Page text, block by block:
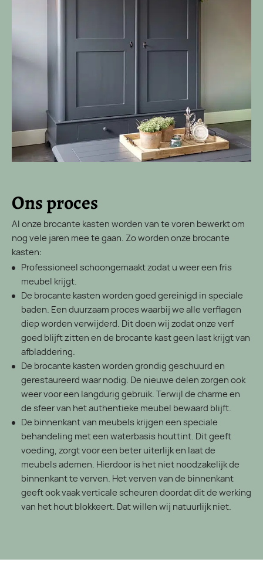
Ons proces
Al onze brocante kasten worden van te voren bewerkt om
nog vele jaren mee te gaan. Zo worden onze brocante
kasten:
Professioneel schoongemaakt zodat u weer een fris
meubel krijgt.
De brocante kasten worden goed gereinigd in speciale
baden. Een duurzaam proces waarbij we alle verflagen
diep worden verwijderd. Dit doen wij zodat onze verf
goed blijft zitten en de brocante kast geen last krijgt van
afbladdering.
De brocante kasten worden grondig geschuurd en
gerestaureerd waar nodig. De nieuwe delen zorgen ook
weer voor een langdurig gebruik. Terwijl de charme en
de sfeer van het authentieke meubel bewaard blijft.
De binnenkant van meubels krijgen een speciale
behandeling met een waterbasis houttint. Dit geeft
voeding, zorgt voor een beter uiterlijk en laat de
meubels ademen. Hierdoor is het niet noodzakelijk de
binnenkant te verven. Het verven van de binnenkant
geeft ook vaak verticale scheuren doordat dit de werking
van het hout blokkeert. Dat willen wij natuurlijk niet.